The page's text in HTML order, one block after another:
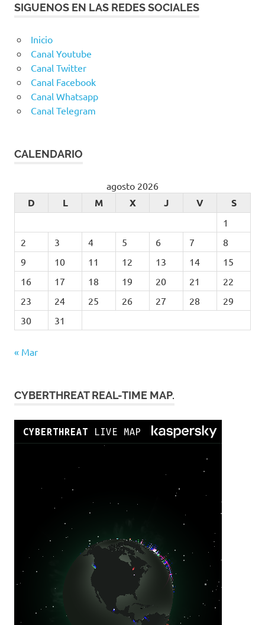
SIGUENOS EN LAS REDES SOCIALES
Inicio
Canal Youtube
Canal Twitter
Canal Facebook
Canal Whatsapp
Canal Telegram
CALENDARIO
agosto 2026
D L M X J V S
1
2
3 4 5 6 7
8
9
10 11 12 13 14
15
16
17 18 19 20 21
22
23
24 25 26 27 28
29
30
31
« Mar
CYBERTHREAT REAL-TIME MAP.